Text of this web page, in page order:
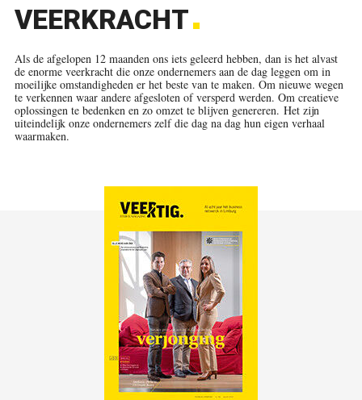
VEERKRACHT
Als de afgelopen 12 maanden ons iets geleerd hebben, dan is het alvast
de enorme veerkracht die onze ondernemers aan de dag leggen om in
moeilijke omstandigheden er het beste van te maken. Om nieuwe wegen
te verkennen waar andere afgesloten of versperd werden. Om creatieve
oplossingen te bedenken en zo omzet te blijven genereren. Het zijn
uiteindelijk onze ondernemers zelf die dag na dag hun eigen verhaal
waarmaken.